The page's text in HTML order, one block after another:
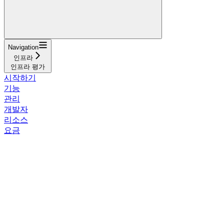
Navigation
인프라
인프라 평가
시작하기
기능
관리
개발자
리소스
요금